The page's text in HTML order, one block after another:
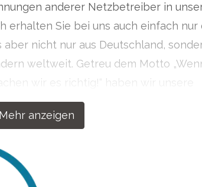
Mehr anzeigen
anderer Netzbetreiber in
erhalten Sie bei uns auch einfach nur
aber nicht nur aus Deutschland,
weltweit. Getreu dem Motto
wir es richtig!“ haben wir unsere
für Ihren Erfolg konzipiert.